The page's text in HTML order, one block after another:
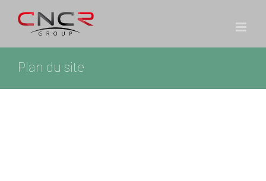
Passer
contenu
Plan du site